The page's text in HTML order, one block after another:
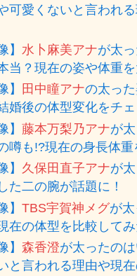
可愛くないと言われ
】 水卜麻美アナが太
当？現在の姿や体重を
】
田中瞳アナの太っ
婚後の体型変化をチェ
】藤本万梨乃アナが
噂も!?現在の身長体重
】 久保田直子アナが
た二の腕が話題に！
】TBS宇賀神メグが
在の体型を比較してみ
】森香澄が太ったの
と言われる理由や現